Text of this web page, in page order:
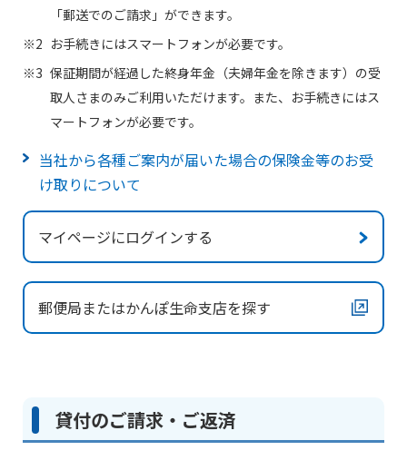
「郵送でのご請求」ができます。
お手続きにはスマートフォンが必要です。
保証期間が経過した終身年金（夫婦年金を除きます）の受
取人さまのみご利用いただけます。また、お手続きにはス
マートフォンが必要です。
当社から各種ご案内が届いた場合の保険金等のお受
け取りについて
マイページにログインする
郵便局またはかんぽ生命支店を探す
貸付のご請求・ご返済